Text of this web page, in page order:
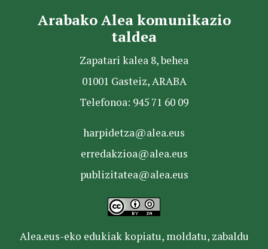
Arabako Alea komunikazio
taldea
Zapatari kalea 8, behea
01001 Gasteiz, ARABA
Telefonoa: 945 71 60 09
harpidetza@alea.eus
erredakzioa@alea.eus
publizitatea@alea.eus
Alea.eus-eko edukiak kopiatu, moldatu, zabaldu